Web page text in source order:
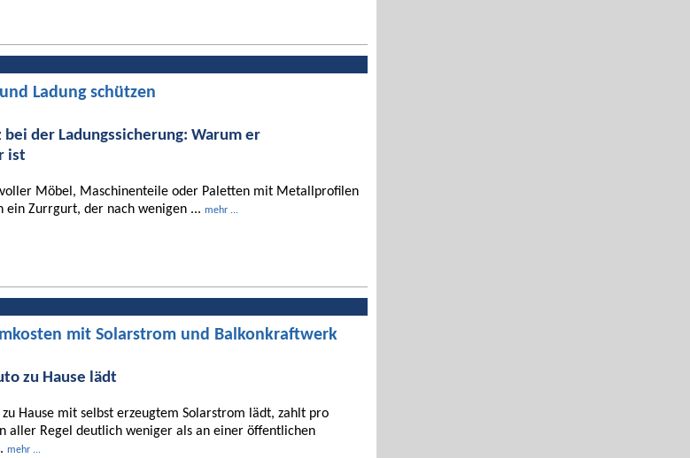
Ladung schützen
bei der Ladungssicherung: Warum er
ist
Möbel, Maschinenteile oder Paletten mit Metallprofilen
ein Zurrgurt, der nach wenigen ... mehr ...
mit Solarstrom und Balkonkraftwerk
zu Hause lädt
zu Hause mit selbst erzeugtem Solarstrom lädt, zahlt pro
aller Regel deutlich weniger als an einer öffentlichen
mehr ...